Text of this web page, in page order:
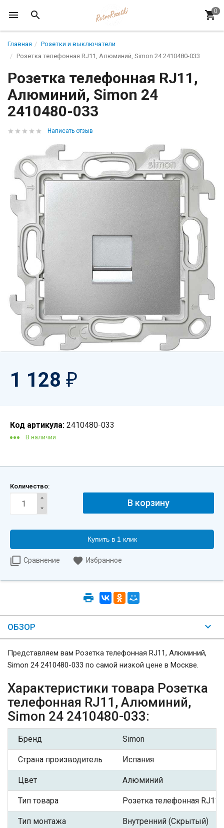
Главная
Розетки и выключатели
Розетка телефонная RJ11, Алюминий, Simon 24 2410480-033
Розетка телефонная RJ11,
Алюминий, Simon 24
2410480-033
Написать отзыв
1 128 ₽
Код артикула: 2410480-033
В наличии
Количество:
Купить в 1 клик
Сравнение Избранное
ОБЗОР
Представляем вам Розетка телефонная RJ11, Алюминий,
Simon 24 2410480-033 по самой низкой цене в Москве.
Характеристики товара Розетка
телефонная RJ11, Алюминий,
Simon 24 2410480-033:
Бренд Simon
Страна производитель Испания
Цвет Алюминий
Тип товара Розетка телефонная RJ11
Тип монтажа Внутренний (Скрытый)